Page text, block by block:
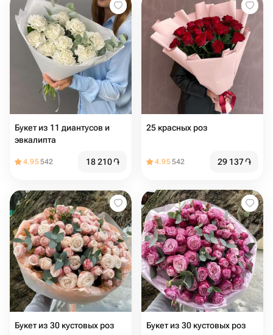
Букет из 11 диантусов и
эвкалипта
4.95542 18 210֏
25 красных роз
4.95542 29 137֏
Букет из 30 кустовых роз Букет из 30 кустовых роз